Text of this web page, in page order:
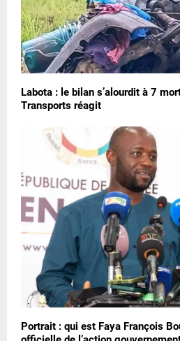
Labota : le bilan s’alourdit à 7
Transports réagit
Portrait : qui est Faya François